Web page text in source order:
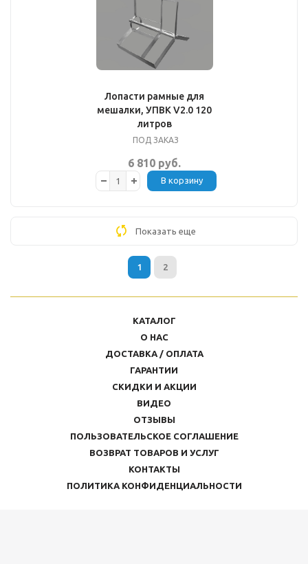
Лопасти рамные для
мешалки, УПВК V2.0 120
литров
ПОД ЗАКАЗ
6 810 руб.
В корзину
Показать еще
1 2
КАТАЛОГ
О НАС
ДОСТАВКА / ОПЛАТА
ГАРАНТИИ
СКИДКИ И АКЦИИ
ВИДЕО
ОТЗЫВЫ
ПОЛЬЗОВАТЕЛЬСКОЕ СОГЛАШЕНИЕ
ВОЗВРАТ ТОВАРОВ И УСЛУГ
КОНТАКТЫ
ПОЛИТИКА КОНФИДЕНЦИАЛЬНОСТИ